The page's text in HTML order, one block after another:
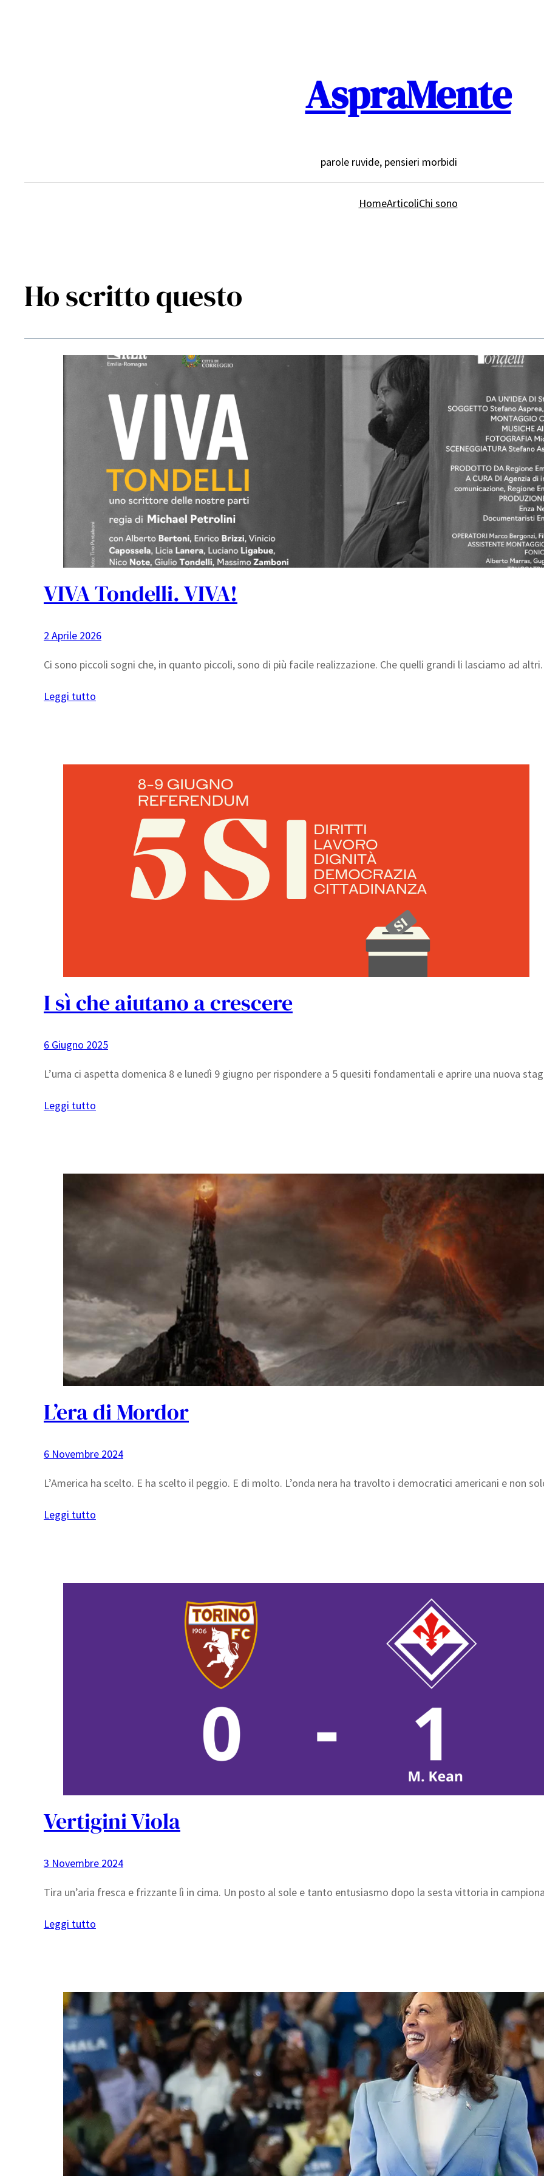
AspraMente
parole ruvide, pensieri morbidi
HomeArticoliChi sono
Ho scritto questo
VIVA Tondelli. VIVA!
2 Aprile 2026
Ci sono piccoli sogni che, in quanto piccoli, sono di più facile realizzazione. Che quelli grandi li lasciamo ad altri.
Leggi tutto
I sì che aiutano a crescere
6 Giugno 2025
L’urna ci aspetta domenica 8 e lunedì 9 giugno per rispondere a 5 quesiti fondamentali e aprire una nuova
Leggi tutto
L’era di Mordor
6 Novembre 2024
L’America ha scelto. E ha scelto il peggio. E di molto. L’onda nera ha travolto i democratici americani e non
Leggi tutto
Vertigini Viola
3 Novembre 2024
Tira un’aria fresca e frizzante lì in cima. Un posto al sole e tanto entusiasmo dopo la sesta vittoria in
Leggi tutto